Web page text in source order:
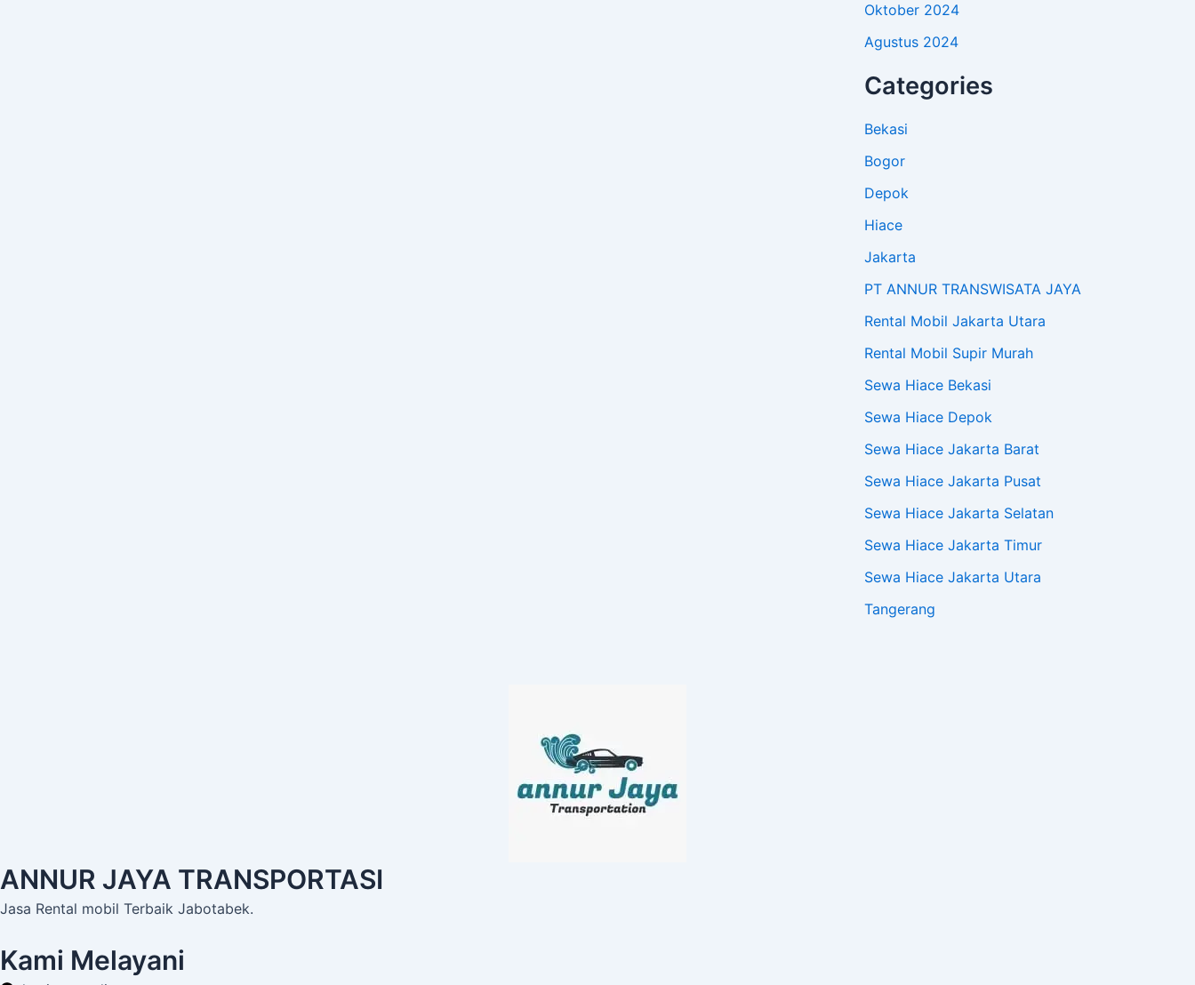
Oktober 2024
Agustus 2024
Categories
Bekasi
Bogor
Depok
Hiace
Jakarta
PT ANNUR TRANSWISATA JAYA
Rental Mobil Jakarta Utara
Rental Mobil Supir Murah
Sewa Hiace Bekasi
Sewa Hiace Depok
Sewa Hiace Jakarta Barat
Sewa Hiace Jakarta Pusat
Sewa Hiace Jakarta Selatan
Sewa Hiace Jakarta Timur
Sewa Hiace Jakarta Utara
Tangerang
ANNUR JAYA TRANSPORTASI
Jasa Rental mobil Terbaik Jabotabek.
Kami Melayani